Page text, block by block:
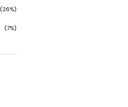
(26%)
(7%)